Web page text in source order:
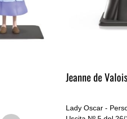
Jeanne de Valois
Lady Oscar -